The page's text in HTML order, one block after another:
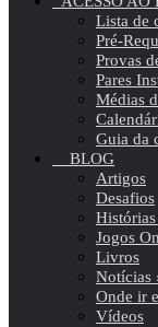
Lista de
Pré-
Provas
Pares
Médias
Guia da
BLOG
Artigos
Desafios
Jogos
Livros
Notícias
Onde ir
Vídeos